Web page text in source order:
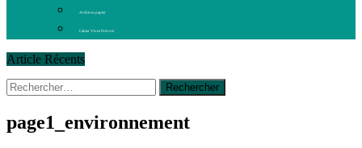
Archives papier
Cahier Vivez Prévost
Article Récents
14 octobre 2015
La course de boîtes à savon du club
Le rendez-vous des bolides
30 juin 2015
Fantaisie et créativité en mode jeunesse
Rechercher :
page1_environnement